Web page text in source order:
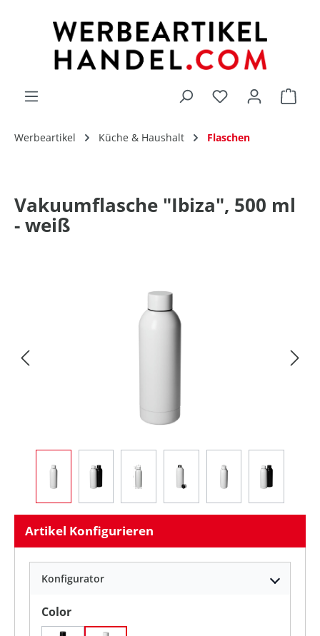
Du hast 0
Werbeartikel Küche & Haushalt Flaschen
Vakuumflasche "Ibiza", 500 ml
- weiß
Artikel Konfigurieren
Konfigurator
Colorauswählen